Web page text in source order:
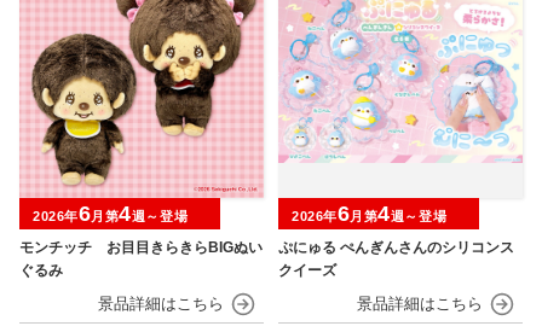
モンチッチ お目目きらきらBIGぬい
ぐるみ
2026年6月第4週～登場
ぷにゅる ぺんぎんさんのシリコンス
クイーズ
2026年6月第4週～登場